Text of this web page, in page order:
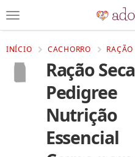
INÍCIO CACHORRO RAÇÃO
Ração Seca
Pedigree
Nutrição
Essencial